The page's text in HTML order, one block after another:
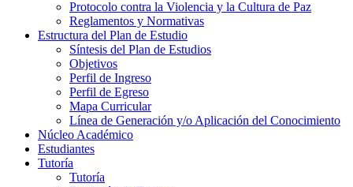
Protocolo contra la Violencia y la Cultura de Paz
Reglamentos y Normativas
Estructura del Plan de Estudio
Síntesis del Plan de Estudios
Objetivos
Perfil de Ingreso
Perfil de Egreso
Mapa Curricular
Línea de Generación y/o Aplicación del Conocimiento
Núcleo Académico
Estudiantes
Tutoría
Tutoría